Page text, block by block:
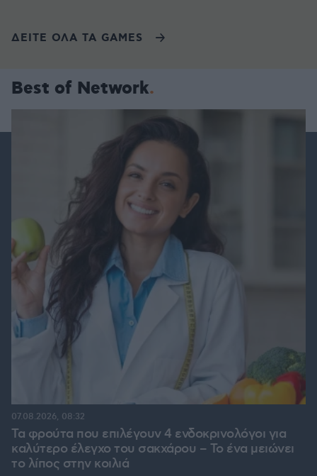
ΔΕΙΤΕ ΟΛΑ ΤΑ GAMES
Best of Network
Τα φρούτα που επιλέγουν 4 ενδοκρινολόγοι για
καλύτερο έλεγχο του σακχάρου – Το ένα μειώνει
το λίπος στην κοιλιά
07.08.2026, 08:32